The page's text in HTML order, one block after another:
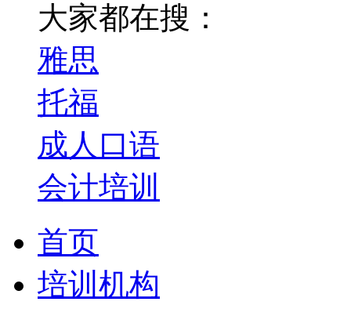
大家都在搜：
雅思
托福
成人口语
会计培训
首页
培训机构